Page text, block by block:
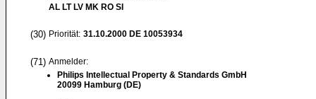
AL LT LV MK RO SI
(30) Priorität: 31.10.2000 DE 10053934
(71) Anmelder:
Philips Intellectual Property & Standards GmbH
20099 Hamburg (DE)